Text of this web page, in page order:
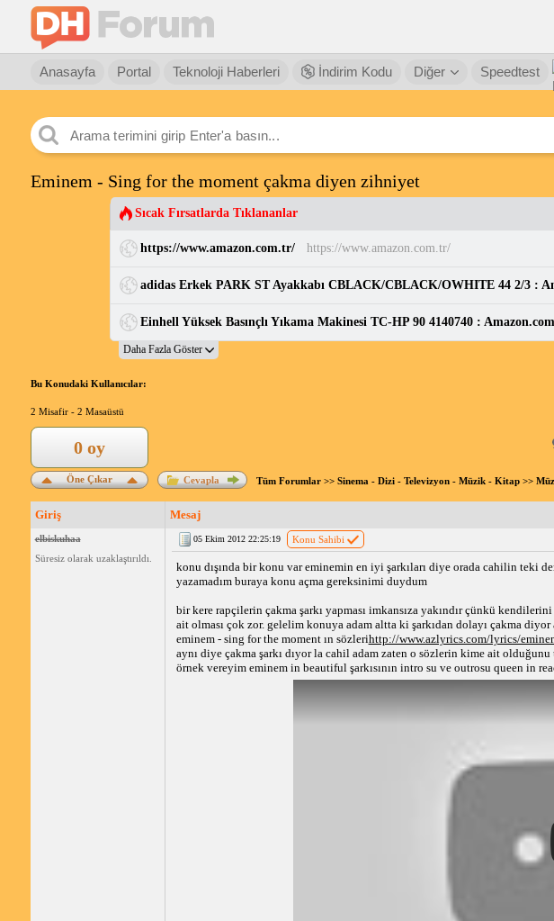
Anasayfa Portal Teknoloji Haberleri İndirim Kodu Diğer Speedtest
Eminem - Sing for the moment çakma diyen zihniyet
Sıcak Fırsatlarda Tıklananlar
https://www.amazon.com.tr/ https://www.amazon.com.tr/
Einhell Yüksek Basınçlı Yıkama Makinesi TC-HP 90 4140740 :
Bu Konudaki Kullanıcılar:
2 Misafir - 2 Masaüstü
Öne Çıkar
0 oy
Cevapla Tüm Forumlar>> Sinema - Dizi - Televizyon - Müzik - Kitap>>
Giriş Mesaj
elbiskuhaa
Süresiz olarak uzaklaştırıldı.
05 Ekim 2012 22:25:19 Konu Sahibi
konu dışında bir konu var eminemin en iyi şarkıları diye orada cahilin teki
yazamadım buraya konu açma gereksinimi duydum
bir kere rapçilerin çakma şarkı yapması imkansıza yakındır çünkü
ait olması çok zor. gelelim konuya adam altta ki şarkıdan dolayı çakma diyor
eminem - sing for the moment ın sözlerihttp://www.azlyrics.com/lyrics/
aynı diye çakma şarkı dıyor la cahil adam zaten o sözlerin kime ait olduğunu
örnek vereyim eminem in beautiful şarkısının intro su ve outrosu queen in